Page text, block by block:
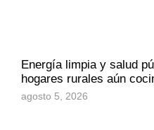
Energía limpia y salud
hogares rurales aún
agosto 5, 2026